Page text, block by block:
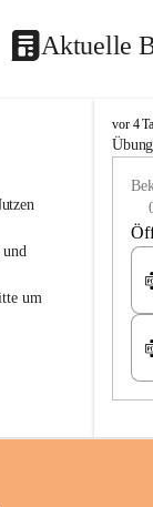
Aktuelle
und
um
B
u
e
a
vor 4